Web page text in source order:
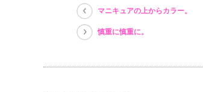
ド
ウ
で
開
き
ま
マニキュアの上からカラー。
慎重に慎重に。